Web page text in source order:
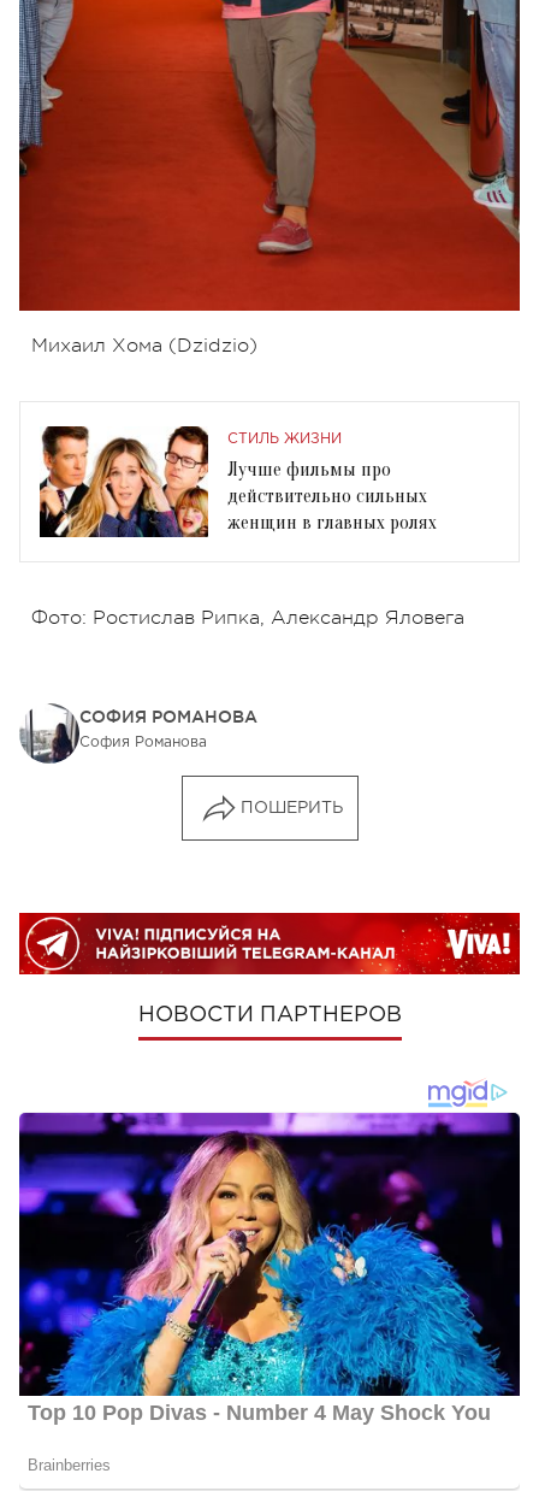
Михаил Хома (Dzidzio)
СТИЛЬ ЖИЗНИ
Лучше фильмы про
действительно сильных
женщин в главных ролях
Фото: Ростислав Рипка, Александр Яловега
СОФИЯ РОМАНОВА
София Романова
ПОШЕРИТЬ
НОВОСТИ ПАРТНЕРОВ